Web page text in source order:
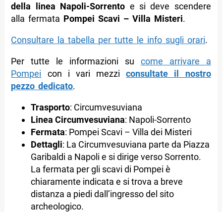
della linea Napoli-Sorrento e si deve scendere
alla fermata Pompei Scavi – Villa Misteri.
Consultare la tabella per tutte le info sugli orari.
Per tutte le informazioni su come arrivare a
Pompei con i vari mezziconsultate il nostro
pezzo dedicato.
Trasporto: Circumvesuviana
Linea Circumvesuviana: Napoli-Sorrento
Fermata: Pompei Scavi – Villa dei Misteri
Dettagli: La Circumvesuviana parte da Piazza
Garibaldi a Napoli e si dirige verso Sorrento.
La fermata per gli scavi di Pompei è
chiaramente indicata e si trova a breve
distanza a piedi dall’ingresso del sito
archeologico.